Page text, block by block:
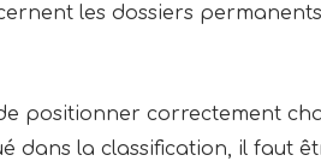
les dossiers
positionner correctement
dans la classification, il faut